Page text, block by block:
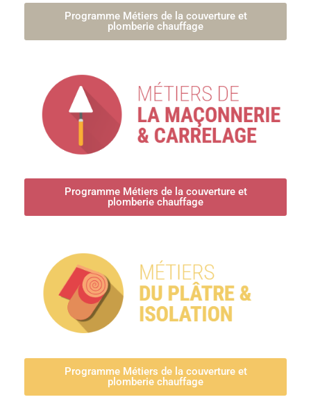
Programme Métiers de la couverture et
plomberie chauffage
Programme Métiers de la couverture et
plomberie chauffage
Programme Métiers de la couverture et
plomberie chauffage